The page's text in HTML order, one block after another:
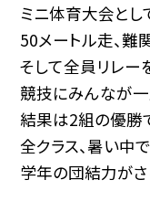
ミニ体育大会とし
50メートル走、難
そして全員リレー
競技にみんなが一
結果は2組の優勝
全クラス、暑い中
学年の団結力がさ